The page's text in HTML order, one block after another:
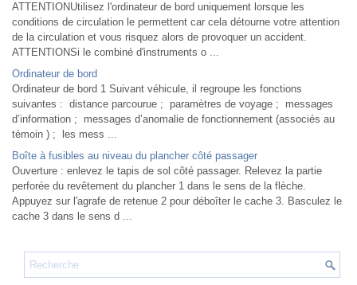
ATTENTIONUtilisez l'ordinateur de bord uniquement lorsque les
conditions de circulation le permettent car cela détourne votre attention
de la circulation et vous risquez alors de provoquer un accident.
ATTENTIONSi le combiné d'instruments o ...
Ordinateur de bord
Ordinateur de bord 1 Suivant véhicule, il regroupe les fonctions
suivantes : distance parcourue ; paramètres de voyage ; messages
d’information ; messages d’anomalie de fonctionnement (associés au
témoin ) ; les mess ...
Boîte à fusibles au niveau du plancher côté passager
Ouverture : enlevez le tapis de sol côté passager. Relevez la partie
perforée du revêtement du plancher 1 dans le sens de la flèche.
Appuyez sur l'agrafe de retenue 2 pour déboîter le cache 3. Basculez le
cache 3 dans le sens d ...